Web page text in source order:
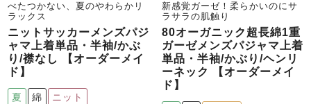
べたつかない、夏のやわらかリ
ラックス
ニットサッカーメンズパジ
ャマ上着単品・半袖/かぶ
り/襟なし 【オーダーメイ
ド】
夏 綿 ニット
新感覚ガーゼ！柔らかいのにサ
ラサラの肌触り
80オーガニック超長綿1重
ガーゼメンズパジャマ上着
単品・半袖/かぶり/ヘンリ
ーネック 【オーダーメイ
ド】